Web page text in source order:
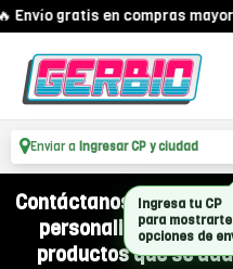
Envío gratis en compras
Enviar a Ingresar CP y ciudad
Contáctanos por
personalizado para
productos que se